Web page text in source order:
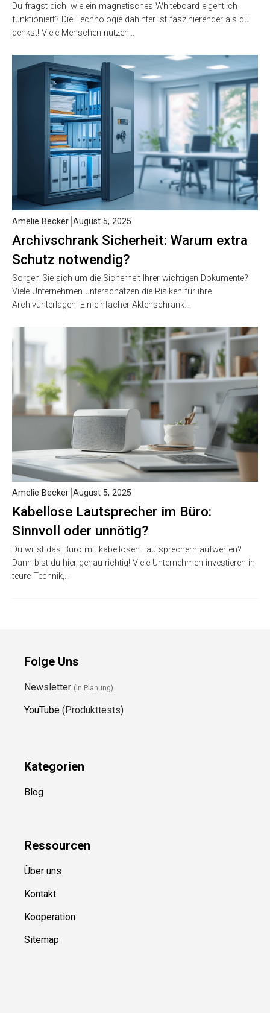
Du fragst dich, wie ein magnetisches Whiteboard eigentlich
funktioniert? Die Technologie dahinter ist faszinierender als du
denkst! Viele Menschen nutzen…
Archivschrank Sicherheit: Warum extra
Schutz notwendig?
Amelie Becker August 5, 2025
Sorgen Sie sich um die Sicherheit Ihrer wichtigen Dokumente?
Viele Unternehmen unterschätzen die Risiken für ihre
Archivunterlagen. Ein einfacher Aktenschrank…
Kabellose Lautsprecher im Büro:
Sinnvoll oder unnötig?
Amelie Becker August 5, 2025
Du willst das Büro mit kabellosen Lautsprechern aufwerten?
Dann bist du hier genau richtig! Viele Unternehmen investieren in
teure Technik,…
Folge Uns
Newsletter (in Planung)
YouTube (Produkttests)
Kategorien
Blog
Ressourcen
Über uns
Kontakt
Kooperation
Sitemap